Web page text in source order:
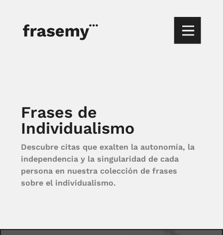
Frases de
Individualismo
Descubre citas que exalten la autonomía, la
independencia y la singularidad de cada
persona en nuestra colección de frases
sobre el individualismo.